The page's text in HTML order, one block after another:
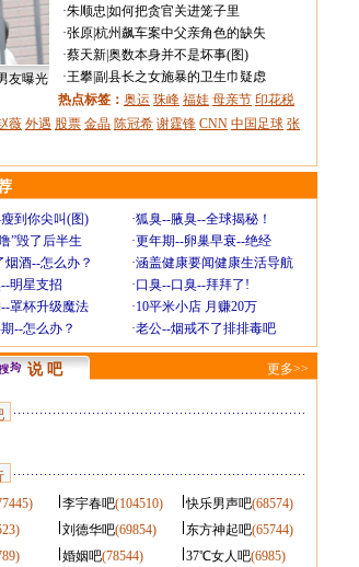
友曝光
·朱顺忠 如何把贪官关进笼子里
·张原|杭州飙车案中父亲角色的缺失
·蔡天新|奥数本身并不是坏事(图)
·王攀|副县长之女施暴的卫生巾疑虑
热点标签： 奥运 珠峰 福娃 母亲节 印花税
薇 外遇 股票 金晶 陈冠希 谢霆锋 CNN 中国足球 张
到你尖叫(图) ·狐臭--腋臭--全球揭秘！
”毁了后半生 ·更年期--卵巢早衰--绝经
烟酒--怎么办？ ·涵盖健康要闻健康生活导航
明星支招 ·口臭--口臭--拜拜了!
罩杯升级魔法 ·10平米小店 月赚20万
--怎么办？ ·老公--烟戒不了排排毒吧
说 吧 更多>>
李宇春吧(104510) 快乐男声吧(68574)
刘德华吧(69854) 东方神起吧(65744)
婚姻吧(78544) 37℃女人吧(6985)